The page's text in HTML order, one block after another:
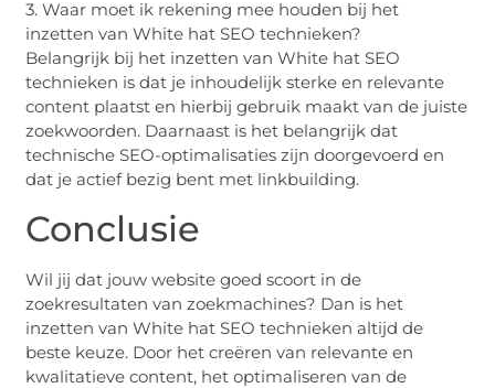
3. Waar moet ik rekening mee houden bij het
inzetten van White hat SEO technieken?
Belangrijk bij het inzetten van White hat SEO
technieken is dat je inhoudelijk sterke en relevante
content plaatst en hierbij gebruik maakt van de juiste
zoekwoorden. Daarnaast is het belangrijk dat
technische SEO-optimalisaties zijn doorgevoerd en
dat je actief bezig bent met linkbuilding.
Conclusie
Wil jij dat jouw website goed scoort in de
zoekresultaten van zoekmachines? Dan is het
inzetten van White hat SEO technieken altijd de
beste keuze. Door het creëren van relevante en
kwalitatieve content, het optimaliseren van de